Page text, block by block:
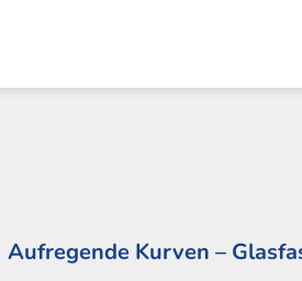
Aufregende Kurven –